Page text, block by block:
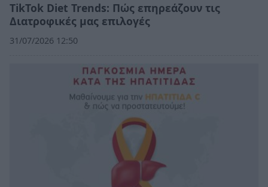
TikTok Diet Trends: Πώς επηρεάζουν τις
Διατροφικές μας επιλογές
31/07/2026 12:50